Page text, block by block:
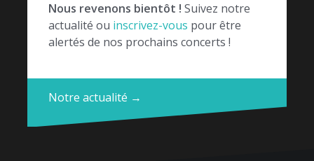
Nous revenons bientôt ! Suivez notre
actualité ou inscrivez-vous pour être
alertés de nos prochains concerts !
Notre actualité →